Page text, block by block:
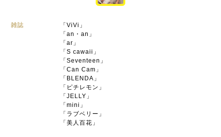
雑誌
「ViVi」
「an・an」
「ar」
「S cawaii」
「Seventeen」
「Can Cam」
「BLENDA」
「ピチレモン」
「JELLY」
「mini」
「ラブベリー」
「美人百花」